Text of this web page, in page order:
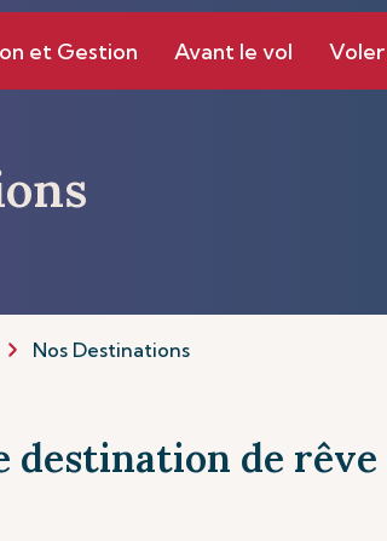
et Gestion Avant le vol
Nos Destinations
destination de